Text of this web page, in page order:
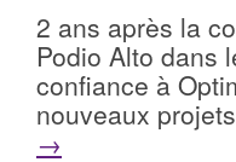
2 ans après la
Podio Alto dans
confiance à
nouveaux
→